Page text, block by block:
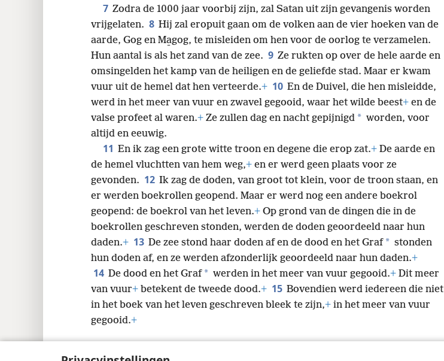
7 Zodra de 1000 jaar voorbij zijn, zal Satan uit zijn gevangenis worden
vrijgelaten. 8 Hij zal eropuit gaan om de volken aan de vier hoeken van de
aarde, Gog en Ma̱gog, te misleiden om hen voor de oorlog te verzamelen.
Hun aantal is als het zand van de zee. 9 Ze rukten op over de hele aarde en
omsingelden het kamp van de heiligen en de geliefde stad. Maar er kwam
vuur uit de hemel dat hen verteerde.+ 10 En de Duivel, die hen misleidde,
werd in het meer van vuur en zwavel gegooid, waar het wilde beest+ en de
valse profeet al waren.+ Ze zullen dag en nacht gepijnigd * worden, voor
altijd en eeuwig.
11 En ik zag een grote witte troon en degene die erop zat.+ De aarde en
de hemel vluchtten van hem weg,+ en er werd geen plaats voor ze
gevonden. 12 Ik zag de doden, van groot tot klein, voor de troon staan, en
er werden boekrollen geopend. Maar er werd nog een andere boekrol
geopend: de boekrol van het leven.+ Op grond van de dingen die in de
boekrollen geschreven stonden, werden de doden geoordeeld naar hun
daden.+ 13 De zee stond haar doden af en de dood en het Graf * stonden
hun doden af, en ze werden afzonderlijk geoordeeld naar hun daden.+
14 De dood en het Graf * werden in het meer van vuur gegooid.+ Dit meer
van vuur+ betekent de tweede dood.+ 15 Bovendien werd iedereen die niet
in het boek van het leven geschreven bleek te zijn,+ in het meer van vuur
gegooid.+